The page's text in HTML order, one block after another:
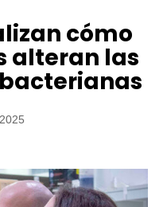
cómo
alteran las